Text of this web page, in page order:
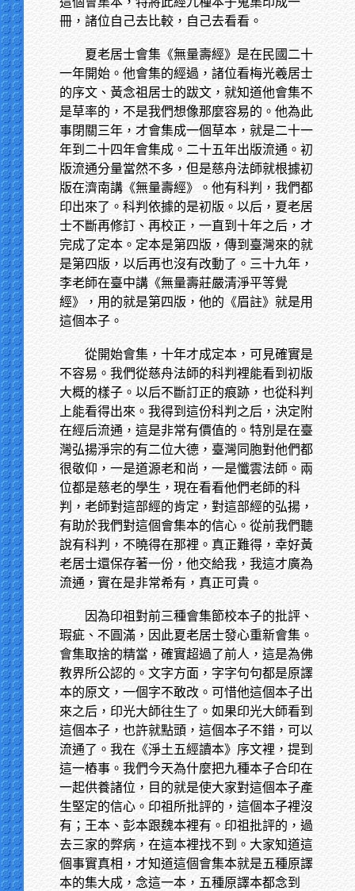
冊，諸位自己去比較，自己去看看。
夏老居士會集《無量壽經》是在民國二十
一年開始。他會集的經過，諸位看梅光羲居士
的序文、黃念祖居士的跋文，就知道他會集不
是草率的，不是我們想像那麼容易的。他為此
事閉關三年，才會集成一個草本，就是二十一
年到二十四年會集成。二十五年出版流通。初
版流通分量當然不多，但是慈舟法師就根據初
版在濟南講《無量壽經》。他有科判，我們都
印出來了。科判依據的是初版。以后，夏老居
士不斷再修訂、再校正，一直到十年之后，才
完成了定本。定本是第四版，傳到臺灣來的就
是第四版，以后再也沒有改動了。三十九年，
李老師在臺中講《無量壽莊嚴清淨平等覺
經》，用的就是第四版，他的《眉註》就是用
這個本子。
從開始會集，十年才成定本，可見確實是
不容易。我們從慈舟法師的科判裡能看到初版
大概的樣子。以后不斷訂正的痕跡，也從科判
上能看得出來。我得到這份科判之后，決定附
在經后流通，這是非常有價值的。特別是在臺
灣弘揚淨宗的有二位大德，臺灣同胞對他們都
很敬仰，一是道源老和尚，一是懺雲法師。兩
位都是慈老的學生，現在看看他們老師的科
判，老師對這部經的肯定，對這部經的弘揚，
有助於我們對這個會集本的信心。從前我們聽
說有科判，不曉得在那裡。真正難得，幸好黃
老居士還保存著一份，他交給我，我這才廣為
流通，實在是非常希有，真正可貴。
因為印祖對前三種會集節校本子的批評、
瑕疵、不圓滿，因此夏老居士發心重新會集。
會集取捨的精當，確實超過了前人，這是為佛
教界所公認的。文字方面，字字句句都是原譯
本的原文，一個字不敢改。可惜他這個本子出
來之后，印光大師往生了。如果印光大師看到
這個本子，也許就點頭，這個本子不錯，可以
流通了。我在《淨土五經讀本》序文裡，提到
這一樁事。我們今天為什麼把九種本子合印在
一起供養諸位，目的就是使大家對這個本子產
生堅定的信心。印祖所批評的，這個本子裡沒
有；王本、彭本跟魏本裡有。印祖批評的，過
去三家的弊病，在這本裡找不到。大家知道這
個事實真相，才知道這個會集本就是五種原譯
本的集大成，念這一本，五種原譯本都念到